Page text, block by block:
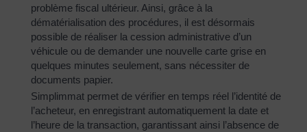
problème fiscal ultérieur. Ainsi, grâce à la
dématérialisation des procédures, il est désormais
possible de réaliser la cession administrative d’un
véhicule ou de demander une nouvelle carte grise en
quelques minutes seulement, sans nécessiter de
documents papier.
Simplimmat permet de vérifier en temps réel l’identité de
l’acheteur, en enregistrant automatiquement la date et
l’heure de la transaction, garantissant ainsi l’absence de